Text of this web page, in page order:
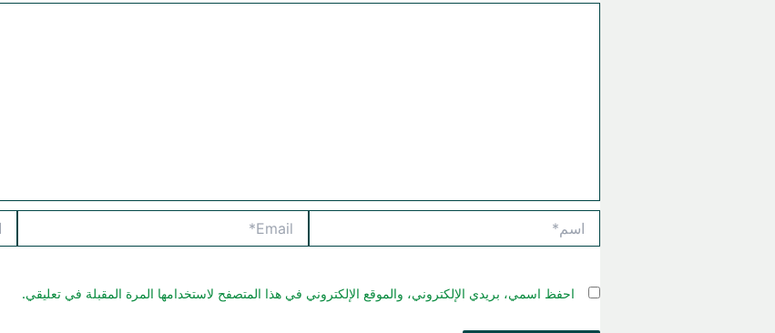
احفظ اسمي، بريدي الإلكتروني، والموقع الإلكتروني في هذا المتصفح لاستخدامها المرة المقبلة في تعليقي.